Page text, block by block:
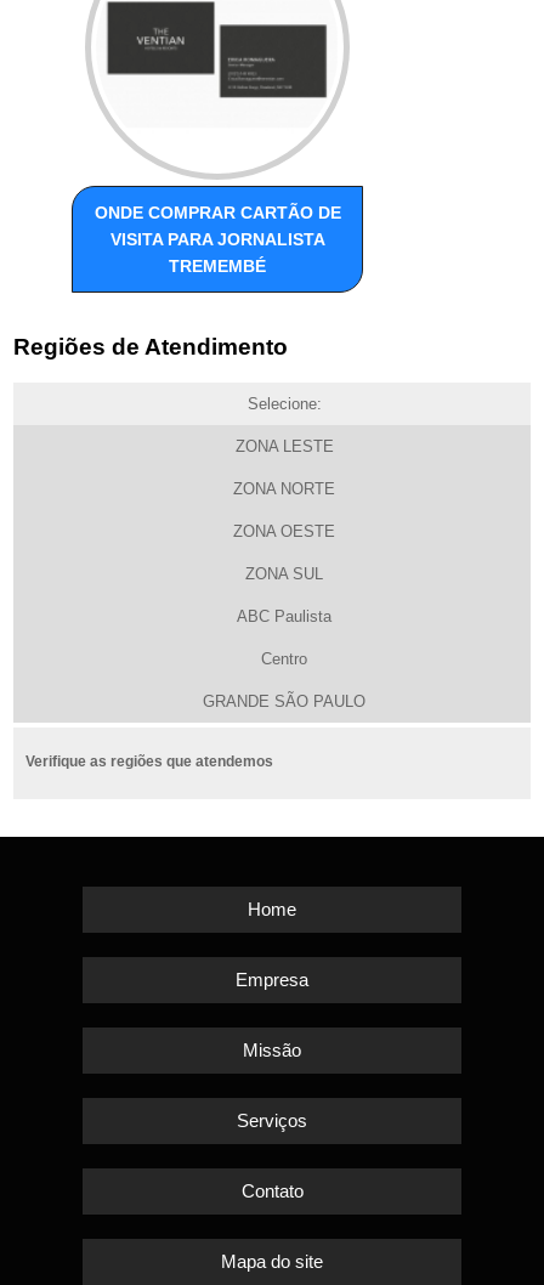
ONDE COMPRAR CARTÃO DE
VISITA PARA JORNALISTA
TREMEMBÉ
Regiões de Atendimento
Selecione:
ZONA LESTE
ZONA NORTE
ZONA OESTE
ZONA SUL
ABC Paulista
Centro
GRANDE SÃO PAULO
Verifique as regiões que atendemos
Home
Empresa
Missão
Serviços
Contato
Mapa do site